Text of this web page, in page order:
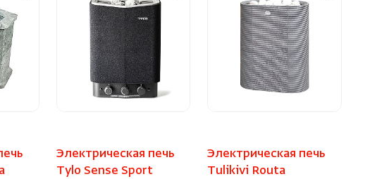
Электрическая печь
Tylo Sense Sport
Электрическая печь
Tulikivi Routa